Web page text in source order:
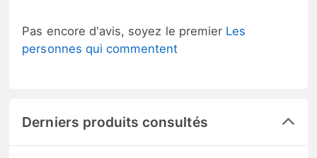
Pas encore d'avis, soyez le premier Les
personnes qui commentent
Derniers produits consultés